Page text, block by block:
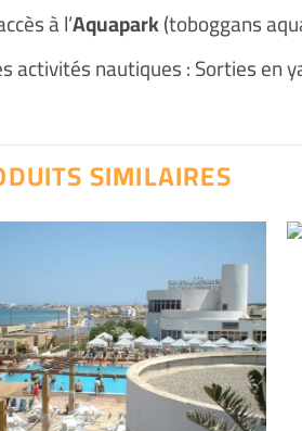
à l’Aquapark(toboggans
activités nautiques : Sorties en
SIMILAIRES